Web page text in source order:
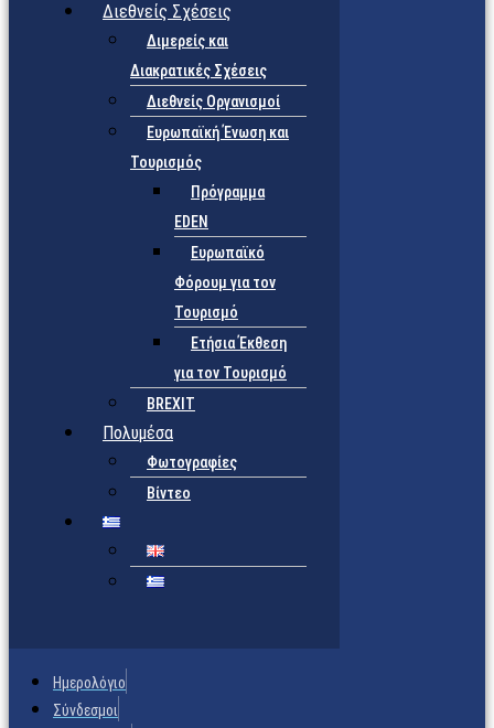
Διεθνείς Σχέσεις
Διμερείς και
Διακρατικές Σχέσεις
Διεθνείς Οργανισμοί
Ευρωπαϊκή Ένωση και
Τουρισμός
Πρόγραμμα
EDEN
Ευρωπαϊκό
Φόρουμ για τον
Τουρισμό
Ετήσια Έκθεση
για τον Τουρισμό
BREXIT
Πολυμέσα
Φωτογραφίες
Βίντεο
Ημερολόγιο
Σύνδεσμοι